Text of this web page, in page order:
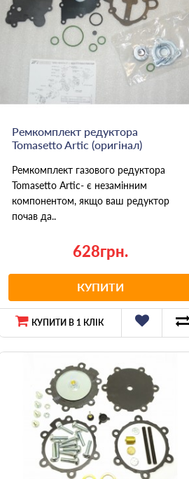
Ремкомплект редуктора
Tomasetto Artic (оригінал)
Ремкомплект газового редуктора
Tomasetto Artic- є незамінним
компонентом, якщо ваш редуктор
почав да..
628грн.
КУПИТИ
КУПИТИ В 1 КЛІК